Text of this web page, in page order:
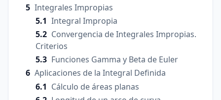
Integrales Impropias
Integral Impropia
Convergencia de Integrales Impropias.
Criterios
Funciones Gamma y Beta de Euler
Aplicaciones de la Integral Definida
Cálculo de áreas planas